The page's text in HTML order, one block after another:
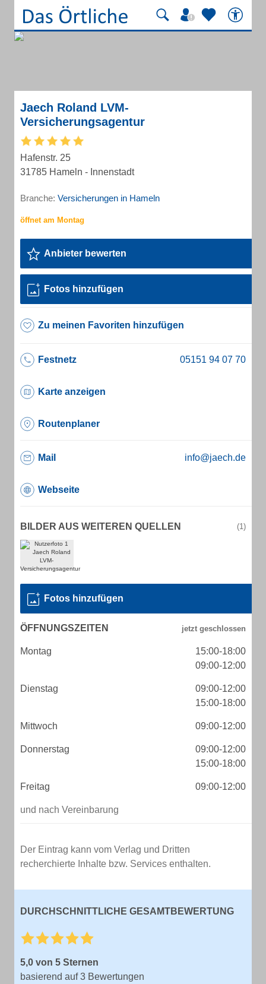
Jaech Roland LVM-
Versicherungsagentur
Hafenstr. 25
31785 Hameln - Innenstadt
Branche: Versicherungen in Hameln
Anbieter bewerten
Fotos hinzufügen
Zu meinen Favoriten hinzufügen
Festnetz
Karte anzeigen
Routenplaner
Mail info@jaech.de
Webseite
BILDER AUS WEITEREN QUELLEN (1)
Fotos hinzufügen
ÖFFNUNGSZEITEN
Montag
15:00-18:00
09:00-12:00
Dienstag
09:00-12:00
15:00-18:00
Mittwoch 09:00-12:00
Donnerstag
09:00-12:00
15:00-18:00
Freitag 09:00-12:00
und nach Vereinbarung
Der Eintrag kann vom Verlag und Dritten
recherchierte Inhalte bzw. Services enthalten.
DURCHSCHNITTLICHE GESAMTBEWERTUNG
5,0 von 5 Sternen
basierend auf 3 Bewertungen